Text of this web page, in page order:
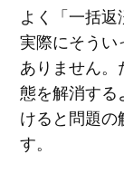
よく「一括返
実際にそうい
ありません
態を解消する
けると問題の
す。